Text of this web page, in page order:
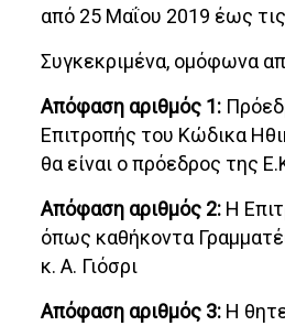
από 25 Μαΐου 2019 έως
Συγκεκριμένα, ομόφωνα
Απόφαση αριθμός 1:
Επιτροπής του Κώδικα
θα είναι ο πρόεδρος της
Απόφαση αριθμός 2: Η
όπως καθήκοντα
κ. Α. Γιόσρι
Απόφαση αριθμός 3: Η